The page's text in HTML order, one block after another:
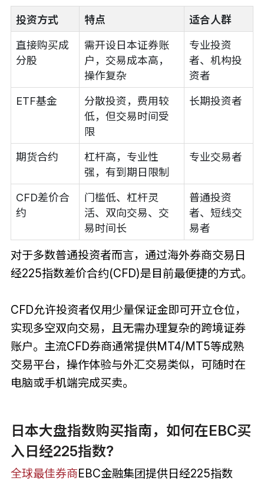
投资方式 特点 适合人群
直接购买成
分股
需开设日本证券账
户，交易成本高，
操作复杂
专业投资
者、机构投
资者
ETF基金
分散投资，费用较
低，但交易时间受
限
长期投资者
期货合约
杠杆高，专业性
强，有到期日限制
专业交易者
CFD差价合
约
门槛低、杠杆灵
活、双向交易、交
易时间长
普通投资
者、短线交
易者
对于多数普通投资者而言，通过海外券商交易日
经225指数差价合约(CFD)是目前最便捷的方式。
CFD允许投资者仅用少量保证金即可开立仓位，
实现多空双向交易，且无需办理复杂的跨境证券
账户。主流CFD券商通常提供MT4/MT5等成熟
交易平台，操作体验与外汇交易类似，可随时在
电脑或手机端完成买卖。
日本大盘指数购买指南，如何在EBC买
入日经225指数?
全球最佳券商EBC金融集团提供日经225指数